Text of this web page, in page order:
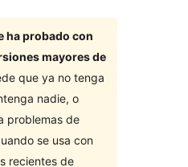
ha probado con
mayores de
que ya no tenga
nadie, o
problemas de
se usa con
recientes de